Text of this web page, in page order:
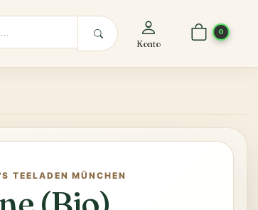
Konto
0
TEELADEN MÜNCHEN